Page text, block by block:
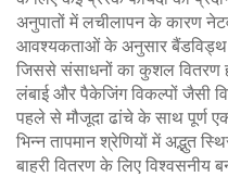
अनुपातों में लचीलापन के कारण
आवश्यकताओं के अनुसार बैंडविड्थ
जिससे संसाधनों का कुशल वितरण
लंबाई और पैकेजिंग विकल्पों जैसी
पहले से मौजूदा ढांचे के साथ पूर्ण
भिन्न तापमान श्रेणियों में अद्भुत
बाहरी वितरण के लिए विश्वसनीय